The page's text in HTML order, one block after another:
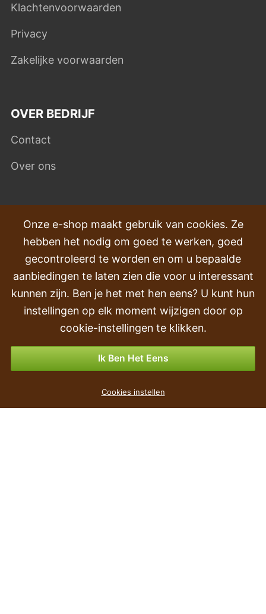
Klachtenvoorwaarden
Privacy
Zakelijke voorwaarden
OVER BEDRIJF
Contact
Over ons
VEEL GESTELDE VRAGEN
Klachten
Transport en levering
Volgorde
Retourneren & Terugbetalingen
Betalingsmogelijkheden
Onze e-shop maakt gebruik van cookies. Ze
hebben het nodig om goed te werken, goed
gecontroleerd te worden en om u bepaalde
aanbiedingen te laten zien die voor u interessant
kunnen zijn. Ben je het met hen eens? U kunt hun
instellingen op elk moment wijzigen door op
cookie-instellingen te klikken.
Ik Ben Het Eens
Cookies instellen